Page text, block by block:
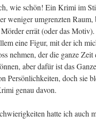
wie schön! Ein Krimi im
weniger umgrenzten
errät (oder das
eine Figur, mit der ich
nehmen, der die ganze
aber dafür ist das
Persönlichkeiten, doch sie
genau davon.
hatte ich auch